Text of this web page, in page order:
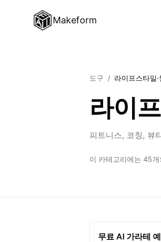
Makeform
도구 / 라이프스타일
라이
피트니스, 코칭, 뷰
이 카테고리에는 45
무료 AI 가라테